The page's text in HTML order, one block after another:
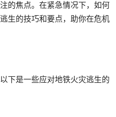
的焦点。在紧急情况下，如何
生的技巧和要点，助你在危机
下是一些应对地铁火灾逃生的